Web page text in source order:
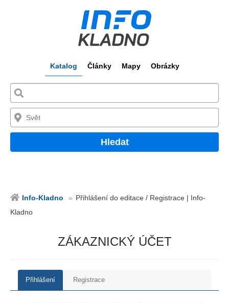
Katalog Články Mapy Obrázky
Hledat
Info-Kladno
Přihlášení do editace / Registrace | Info-
Kladno
ZÁKAZNICKÝ ÚČET
Přihlášení Registrace